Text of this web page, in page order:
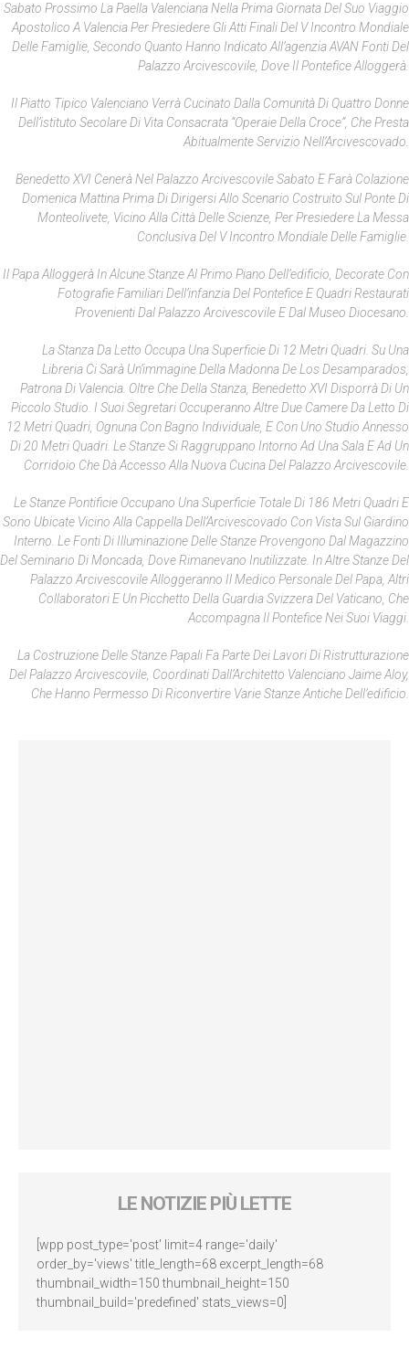
Sabato Prossimo La Paella Valenciana Nella Prima Giornata Del Suo Viaggio
Apostolico A Valencia Per Presiedere Gli Atti Finali Del V Incontro Mondiale
Delle Famiglie, Secondo Quanto Hanno Indicato All’agenzia AVAN Fonti Del
Palazzo Arcivescovile, Dove Il Pontefice Alloggerà.
Il Piatto Tipico Valenciano Verrà Cucinato Dalla Comunità Di Quattro Donne
Dell’istituto Secolare Di Vita Consacrata “Operaie Della Croce”, Che Presta
Abitualmente Servizio Nell’Arcivescovado.
Benedetto XVI Cenerà Nel Palazzo Arcivescovile Sabato E Farà Colazione
Domenica Mattina Prima Di Dirigersi Allo Scenario Costruito Sul Ponte Di
Monteolivete, Vicino Alla Città Delle Scienze, Per Presiedere La Messa
Conclusiva Del V Incontro Mondiale Delle Famiglie.
Il Papa Alloggerà In Alcune Stanze Al Primo Piano Dell’edificio, Decorate Con
Fotografie Familiari Dell’infanzia Del Pontefice E Quadri Restaurati
Provenienti Dal Palazzo Arcivescovile E Dal Museo Diocesano.
La Stanza Da Letto Occupa Una Superficie Di 12 Metri Quadri. Su Una
Libreria Ci Sarà Un’immagine Della MadonnaDe Los Desamparados
Patrona Di Valencia. Oltre Che Della Stanza, Benedetto XVI Disporrà Di Un
Piccolo Studio. I Suoi Segretari Occuperanno Altre Due Camere Da Letto Di
12 Metri Quadri, Ognuna Con Bagno Individuale, E Con Uno Studio Annesso
Di 20 Metri Quadri. Le Stanze Si Raggruppano Intorno Ad Una Sala E Ad Un
Corridoio Che Dà Accesso Alla Nuova Cucina Del Palazzo Arcivescovile.
Le Stanze Pontificie Occupano Una Superficie Totale Di 186 Metri Quadri E
Sono Ubicate Vicino Alla Cappella Dell’Arcivescovado Con Vista Sul Giardino
Interno. Le Fonti Di Illuminazione Delle Stanze Provengono Dal Magazzino
Del Seminario Di Moncada, Dove Rimanevano Inutilizzate. In Altre Stanze Del
Palazzo Arcivescovile Alloggeranno Il Medico Personale Del Papa, Altri
Collaboratori E Un Picchetto Della Guardia Svizzera Del Vaticano, Che
Accompagna Il Pontefice Nei Suoi Viaggi.
La Costruzione Delle Stanze Papali Fa Parte Dei Lavori Di Ristrutturazione
Del Palazzo Arcivescovile, Coordinati Dall’Architetto Valenciano Jaime Aloy,
Che Hanno Permesso Di Riconvertire Varie Stanze Antiche Dell’edificio.
LE NOTIZIE PIÙ LETTE
[wpp post_type='post' limit=4 range='daily'
order_by='views' title_length=68 excerpt_length=68
thumbnail_width=150 thumbnail_height=150
thumbnail_build='predefined' stats_views=0]